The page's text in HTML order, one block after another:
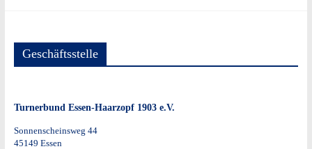
Geschäftsstelle
Turnerbund Essen-Haarzopf 1903 e.V.
Sonnenscheinsweg 44
45149 Essen